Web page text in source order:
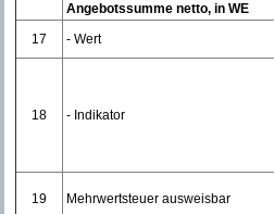
Angebotssumme netto, in WE
17
- Wert
18 - Indikator
19 Mehrwertsteuer ausweisbar